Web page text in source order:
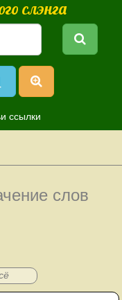
слэнга
ссылки
слов